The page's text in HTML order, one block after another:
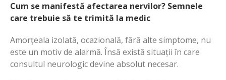
Cum se manifestă afectarea nervilor? Semnele
care trebuie să te trimită la medic
Amorțeala izolată, ocazională, fără alte simptome, nu
este un motiv de alarmă. Însă există situații în care
consultul neurologic devine absolut necesar.